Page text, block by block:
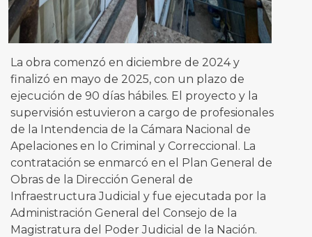
La obra comenzó en diciembre de 2024 y
finalizó en mayo de 2025, con un plazo de
ejecución de 90 días hábiles. El proyecto y la
supervisión estuvieron a cargo de profesionales
de la Intendencia de la Cámara Nacional de
Apelaciones en lo Criminal y Correccional. La
contratación se enmarcó en el Plan General de
Obras de la Dirección General de
Infraestructura Judicial y fue ejecutada por la
Administración General del Consejo de la
Magistratura del Poder Judicial de la Nación.